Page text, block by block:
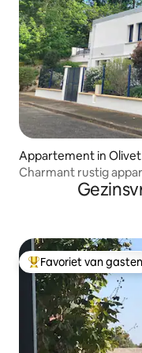
Appartement in Olivet
Charmant rustig
Topfavoriet van
Favoriet van gasten